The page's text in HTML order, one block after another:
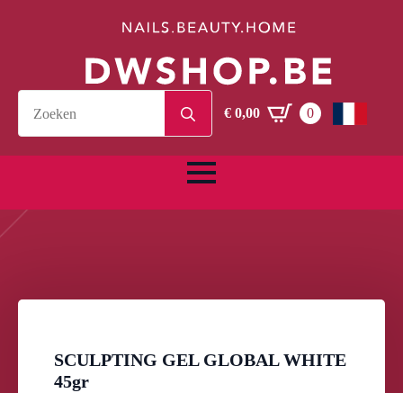
for:€0,00 0
SCULPTING GEL GLOBAL WHITE
45gr